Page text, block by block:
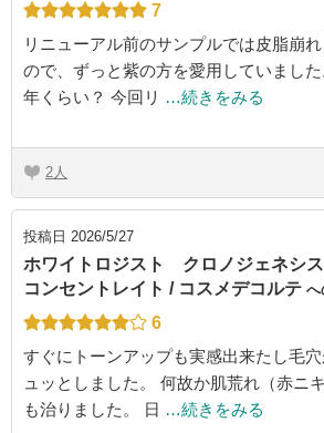
7
リニューアル前のサンプルでは皮脂崩れ
ので、ずっと紫の方を愛用していまし
年くらい？ 今回リ …続きをみる
2
投稿日 2026/5/27
ホワイトロジスト クロノジェネシ
コンセントレイト / コスメデコルテ へ
6
すぐにトーンアップも実感出来たし毛
ュッとしました。 何故か肌荒れ（赤ニキ
も治りました。 日 …続きをみる